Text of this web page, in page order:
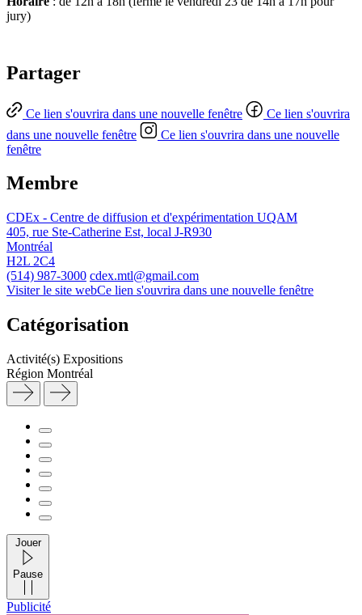
jury)
Partager
Ce lien s'ouvrira dans une nouvelle fenêtre
Ce lien s'ouvrira
dans une nouvelle fenêtre
Ce lien s'ouvrira dans une nouvelle
fenêtre
Membre
CDEx - Centre de diffusion et d'expérimentation UQAM
405, rue Ste-Catherine Est, local J-R930
Montréal
H2L 2C4
(514) 987-3000 cdex.mtl@gmail.com
Visiter le site webCe lien s'ouvrira dans une nouvelle fenêtre
Catégorisation
Activité(s) Expositions
Région Montréal
Jouer
Pause
Publicité